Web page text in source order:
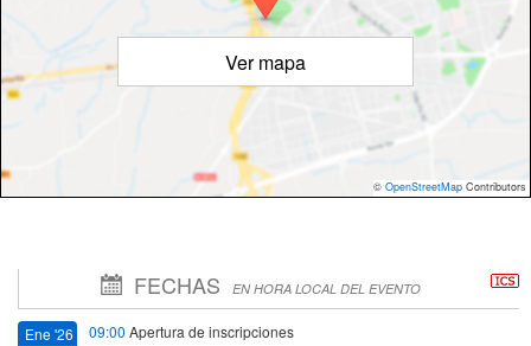
Ver mapa
© OpenStreetMap Contributors
FECHAS EN HORA LOCAL DEL EVENTO
Ene '26 09:00 Apertura de inscripciones